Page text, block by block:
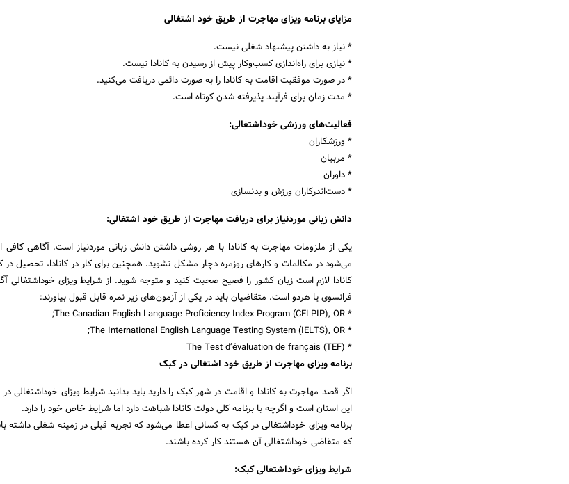
مزایای برنامه ویزای مهاجرت از طریق خود اشتغالی
* نیاز به داشتن پیشنهاد شغلی نیست.
* نیازی برای راه‌اندازی کسب‌وکار پیش از رسیدن به کانادا نیست.
* در صورت موفقیت اقامت به کانادا را به صورت دائمی دریافت می‌کنید.
* مدت زمان برای فرآیند پذیرفته شدن کوتاه است.
فعالیت‌های ورزشی خوداشتغالی:
* ورزشکاران
* مربیان
* داوران
* دست‌اندرکاران ورزش و بدنسازی
دانش زبانی موردنیاز برای دریافت مهاجرت از طریق خود اشتغالی:
یکی از ملزومات مهاجرت به کانادا با هر روشی داشتن دانش زبانی موردنیاز است. آگاهی
می‌شود در مکالمات و کارهای روزمره دچار مشکل نشوید. همچنین برای کار در کانادا، تحصیل در
کانادا لازم است زبان کشور را فصیح صحبت کنید و متوجه شوید. از شرایط ویزای خوداشتغالی
فرانسوی یا هردو است. متقاضیان باید در یکی از آزمون‌های زیر نمره قابل قبول بیاورند:
* The Canadian English Language Proficiency Index Program (CELPIP), OR;
* The International English Language Testing System (IELTS), OR;
* The Test d’évaluation de français (TEF)
برنامه ویزای مهاجرت از طریق خود اشتغالی در کبک
اگر قصد مهاجرت به کانادا و اقامت در شهر کبک را دارید باید بدانید شرایط ویزای خوداشتغالی
این استان است و اگرچه با برنامه کلی دولت کانادا شباهت دارد اما شرایط خاص خود را دارد.
برنامه ویزای خوداشتغالی در کبک به کسانی اعطا می‌شود که تجربه قبلی در زمینه شغلی
که متقاضی خوداشتغالی آن هستند کار کرده باشند.
شرایط ویزای خوداشتغالی کبک: